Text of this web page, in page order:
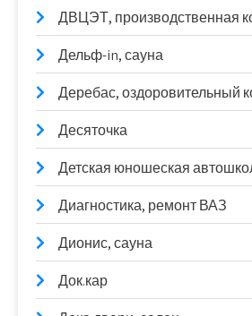
ДВЦЭТ, производственная
Дельф-in, сауна
Деребас, оздоровительный
Десяточка
Детская юношеская
Диагностика, ремонт ВАЗ
Дионис, сауна
Док.кар